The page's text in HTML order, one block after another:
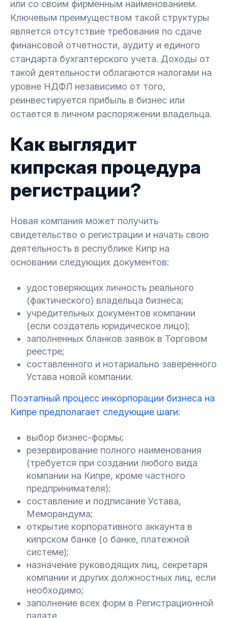
или со своим фирменным наименованием.
Ключевым преимуществом такой структуры
является отсутствие требования по сдаче
финансовой отчетности, аудиту и единого
стандарта бухгалтерского учета. Доходы от
такой деятельности облагаются налогами на
уровне НДФЛ независимо от того,
реинвестируется прибыль в бизнес или
остается в личном распоряжении владельца.
Как выглядит
кипрская процедура
регистрации?
Новая компания может получить
свидетельство о регистрации и начать свою
деятельность в республике Кипр на
основании следующих документов:
удостоверяющих личность реального
(фактического) владельца бизнеса;
учредительных документов компании
(если создатель юридическое лицо);
заполненных бланков заявок в Торговом
реестре;
составленного и нотариально заверенного
Устава новой компании.
Поэтапный процесс инкорпорации бизнеса на
Кипре предполагает следующие шаги:
выбор бизнес-формы;
резервирование полного наименования
(требуется при создании любого вида
компании на Кипре, кроме частного
предпринимателя);
составление и подписание Устава,
Меморандума;
открытие корпоративного аккаунта в
кипрском банке (о банке, платежной
системе);
назначение руководящих лиц, секретаря
компании и других должностных лиц, если
необходимо;
заполнение всех форм в Регистрационной
палате.